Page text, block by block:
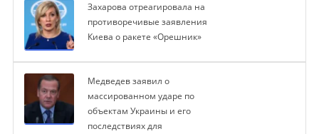
Захарова отреагировала на
противоречивые заявления
Киева о ракете «Орешник»
Медведев заявил о
массированном ударе по
объектам Украины и его
последствиях для